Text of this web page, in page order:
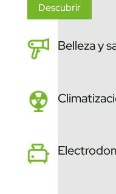
Descubrir
Belleza y